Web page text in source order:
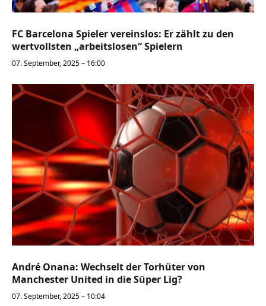
FC Barcelona Spieler vereinslos: Er zählt zu den
wertvollsten „arbeitslosen“ Spielern
07. September, 2025 – 16:00
André Onana: Wechselt der Torhüter von
Manchester United in die Süper Lig?
07. September, 2025 – 10:04